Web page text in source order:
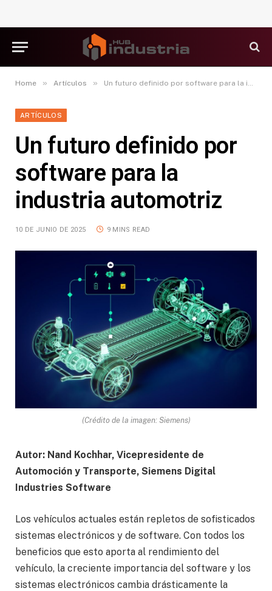
Home » Artículos » Un futuro definido por software para la industria automotriz
ARTÍCULOS
Un futuro definido por
software para la
industria automotriz
10 DE JUNIO DE 2025 9 MINS READ
(Crédito de la imagen: Siemens)
Autor: Nand Kochhar, Vicepresidente de
Automoción y Transporte, Siemens Digital
Industries Software
Los vehículos actuales están repletos de sofisticados
sistemas electrónicos y de software. Con todos los
beneficios que esto aporta al rendimiento del
vehículo, la creciente importancia del software y los
sistemas electrónicos cambia drásticamente la